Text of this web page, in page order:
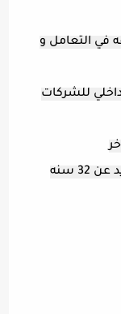
في التعامل و
للشركات